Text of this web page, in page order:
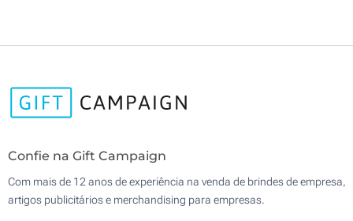
Confie na Gift Campaign
Com mais de 12 anos de experiência na venda de brindes de empresa,
artigos publicitários e merchandising para empresas.